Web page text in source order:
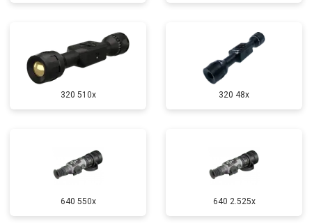
320 510x 320 48x
640 550x 640 2.525x